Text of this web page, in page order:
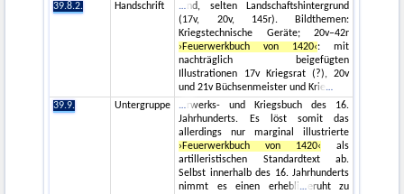
39.8.2.
Handschrift
nd, selten Landschaftshintergrund
(17v, 20v, 145r). Bildthemen:
Kriegstechnische Geräte; 20v–42r
›Feuerwerkbuch von 1420‹: mit
nachträglich beigefügten
Illustrationen 17v Kriegsrat (?), 20v
und 21v Büchsenmeister und Krie
39.9.
Untergruppe
rwerks- und Kriegsbuch des 16.
Jahrhunderts. Es löst somit das
allerdings nur marginal illustrierte
›Feuerwerkbuch von 1420‹
als
artilleristischen Standardtext ab.
Selbst innerhalb des 16. Jahrhunderts
nimmt es einen erhebli
eruht zu